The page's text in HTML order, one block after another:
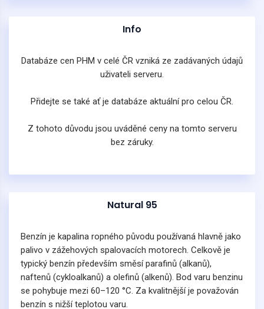
Info
Databáze cen PHM v celé ČR vzniká ze zadávaných údajů
uživateli serveru.
Přidejte se také ať je databáze aktuální pro celou ČR.
Z tohoto důvodu jsou uváděné ceny na tomto serveru
bez záruky.
Natural 95
Benzín je kapalina ropného původu používaná hlavně jako
palivo v zážehových spalovacích motorech. Celkově je
typický benzín především směsí parafinů (alkanů),
naftenů (cykloalkanů) a olefinů (alkenů). Bod varu benzinu
se pohybuje mezi 60–120 °C. Za kvalitnější je považován
benzín s nižší teplotou varu.